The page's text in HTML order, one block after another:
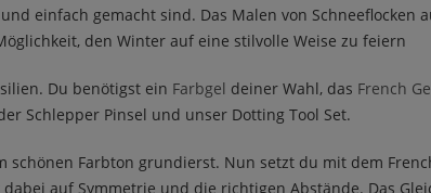
einfach gemacht sind. Das Malen von Schneeflocken
den Winter auf eine stilvolle Weise zu feiern
Du benötigst ein Farbgel deiner Wahl, das French
Schlepper Pinsel und unser Dotting Tool Set.
Farbton grundierst. Nun setzt du mit dem
auf Symmetrie und die richtigen Abstände. Das